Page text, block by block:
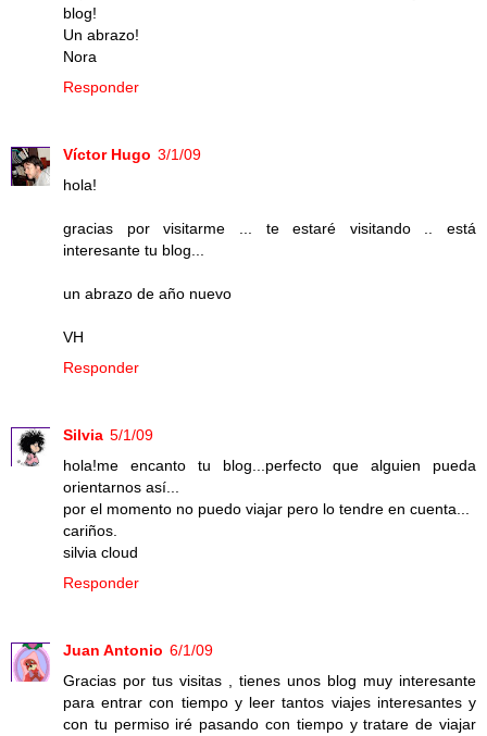
blog!
Un abrazo!
Nora
Responder
Víctor Hugo 3/1/09
hola!
gracias por visitarme ... te estaré visitando .. está
interesante tu blog...
un abrazo de año nuevo
VH
Responder
Silvia 5/1/09
hola!me encanto tu blog...perfecto que alguien pueda
orientarnos así...
por el momento no puedo viajar pero lo tendre en cuenta...
cariños.
silvia cloud
Responder
Juan Antonio 6/1/09
Gracias por tus visitas , tienes unos blog muy interesante
para entrar con tiempo y leer tantos viajes interesantes y
con tu permiso iré pasando con tiempo y tratare de viajar